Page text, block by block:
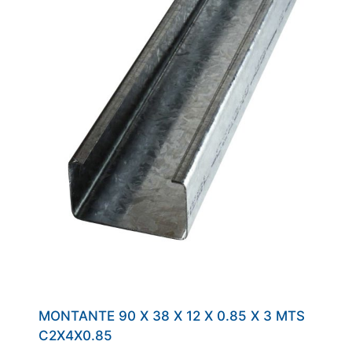
MONTANTE 90 X 38 X 12 X 0.85 X 3 MTS
C2X4X0.85